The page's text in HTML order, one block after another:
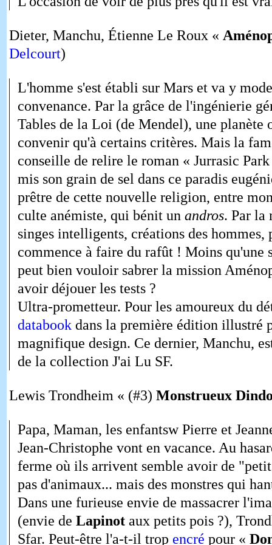
Dieter, Manchu, Étienne Le Roux «
Delcourt)
L'homme s'est établi sur Mars et va y
convenance. Par la grâce de l'ingénierie
Tables de la Loi (de Mendel), une planète
convenir qu'à certains critères. Mais la
conseille de relire le roman « Jurrasic
mis son grain de sel dans ce paradis
prêtre de cette nouvelle religion, entre
culte anémiste, qui bénit un andros. Par la
singes intelligents, créations des hommes,
commence à faire du rafût ! Moins qu'une
peut bien vouloir sabrer la mission
avoir déjouer les tests ?
Ultra-prometteur. Pour les amoureux du
databookdans la première édition illustré
magnifique design. Ce dernier, Manchu,
de la collection J'ai Lu SF.
Lewis Trondheim « (#3) Monstrueux
Papa, Maman, les enfantsw Pierre et
Jean-Christophe vont en vacance. Au
ferme où ils arrivent semble avoir de
pas d'animaux... mais des monstres qui
Dans une furieuse envie de massacrer
(envie de Lapinotaux petits pois ?),
Sfar. Peut-être l'a-t-il trop encré pour «